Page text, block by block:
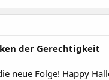
der Gerechtigkeit
neue Folge! Happy